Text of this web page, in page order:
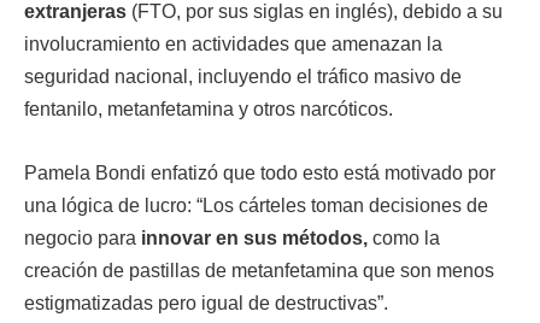
extranjeras (FTO, por sus siglas en inglés), debido a su
involucramiento en actividades que amenazan la
seguridad nacional, incluyendo el tráfico masivo de
fentanilo, metanfetamina y otros narcóticos.
Pamela Bondi enfatizó que todo esto está motivado por
una lógica de lucro: “Los cárteles toman decisiones de
negocio para innovar en sus métodos, como la
creación de pastillas de metanfetamina que son menos
estigmatizadas pero igual de destructivas”.